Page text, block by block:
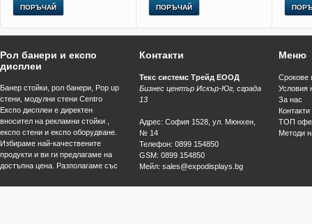
ПОРЪЧАЙ ПОРЪЧАЙ
Рол банери и експо
дисплеи
Банер стойки, рол банери, Pop up
стени, модулни стени Centro
Експо дисплеи е директен
вносител на рекламни стойки ,
експо стени и експо оборудване.
Избираме най-качествените
продукти и ви ги предлагаме на
достъпна цена. Разполагаме със
широкоформатен печат и цех за
Контакти
Текс системс Трейд ЕООД
Бизнес център Искър-Юг, сграда
13
Адрес: София 1528 ул. Мюнхен,
№ 14
Телефон: 0899 154850
GSM: 0899 154850
Мейл: sales@expodisplays.bg
Меню
Срокове
Условия
За нас
Контакти
ТОП
Методи